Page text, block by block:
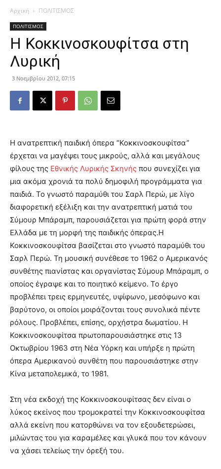
Αρχική ΠΟΛΙΤΙΣΜΟΣ
ΠΟΛΙΤΙΣΜΟΣ
Η Κοκκινοσκουφίτσα στη
Λυρική
3 Νοεμβρίου 2012, 07:15
Η ανατρεπτική παιδική όπερα “Κοκκινοσκουφίτσα”
έρχεται να μαγέψει τους μικρούς, αλλά και μεγάλους
φίλους της Εθνικής Λυρικής Σκηνής που συνεχίζει για
μια ακόμα χρονιά τα πολύ δημοφιλή προγράμματα για
παιδιά. Το γνωστό παραμύθι του Σαρλ Περώ, με λίγο
διαφορετική εξέλιξη και την ανατρεπτική ματιά του
Σύμουρ Μπάραμπ, παρουσιάζεται για πρώτη φορά στην
Ελλάδα με τη μορφή της παιδικής όπερας.Η
Κοκκινοσκουφίτσα βασίζεται στο γνωστό παραμύθι του
Σαρλ Περώ. Τη μουσική συνέθεσε το 1962 ο Αμερικανός
συνθέτης πιανίστας και οργανίστας Σύμουρ Μπάραμπ, ο
οποίος έγραψε και το ποιητικό κείμενο. Το έργο
προβλέπει τρεις ερμηνευτές, υψίφωνο, μεσόφωνο και
βαρύτονο, οι οποίοι μοιράζονται τους συνολικά πέντε
ρόλους. Προβλέπει, επίσης, ορχήστρα δωματίου. Η
Κοκκινοσκουφίτσα πρωτοπαρουσιάστηκε στις 13
Οκτωβρίου 1963 στη Νέα Υόρκη και υπήρξε η πρώτη
όπερα Αμερικανού συνθέτη που παρουσιάστηκε στην
Κίνα μεταπολεμικά, το 1981.
Στη νέα εκδοχή της Κοκκινοσκουφίτσας δεν είναι ο
λύκος εκείνος που τρομοκρατεί την Κοκκινοσκουφίτσα
αλλά εκείνη που κατορθώνει να τον εξουδετερώσει,
μιλώντας του για καραμέλες και γλυκά που τον κάνουν
να χάσει τελείως την όρεξή του.